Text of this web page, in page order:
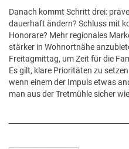
Danach kommt Schritt drei:
dauerhaft ändern? Schluss mit
Honorare? Mehr regionales
stärker in Wohnortnähe
Freitagmittag, um Zeit für die
Es gilt, klare Prioritäten zu
wenn einem der Impuls etwas
man aus der Tretmühle sicher